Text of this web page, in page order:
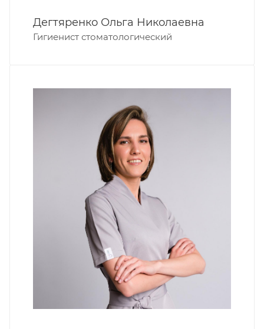
Дегтяренко Ольга Николаевна
Гигиенист стоматологический